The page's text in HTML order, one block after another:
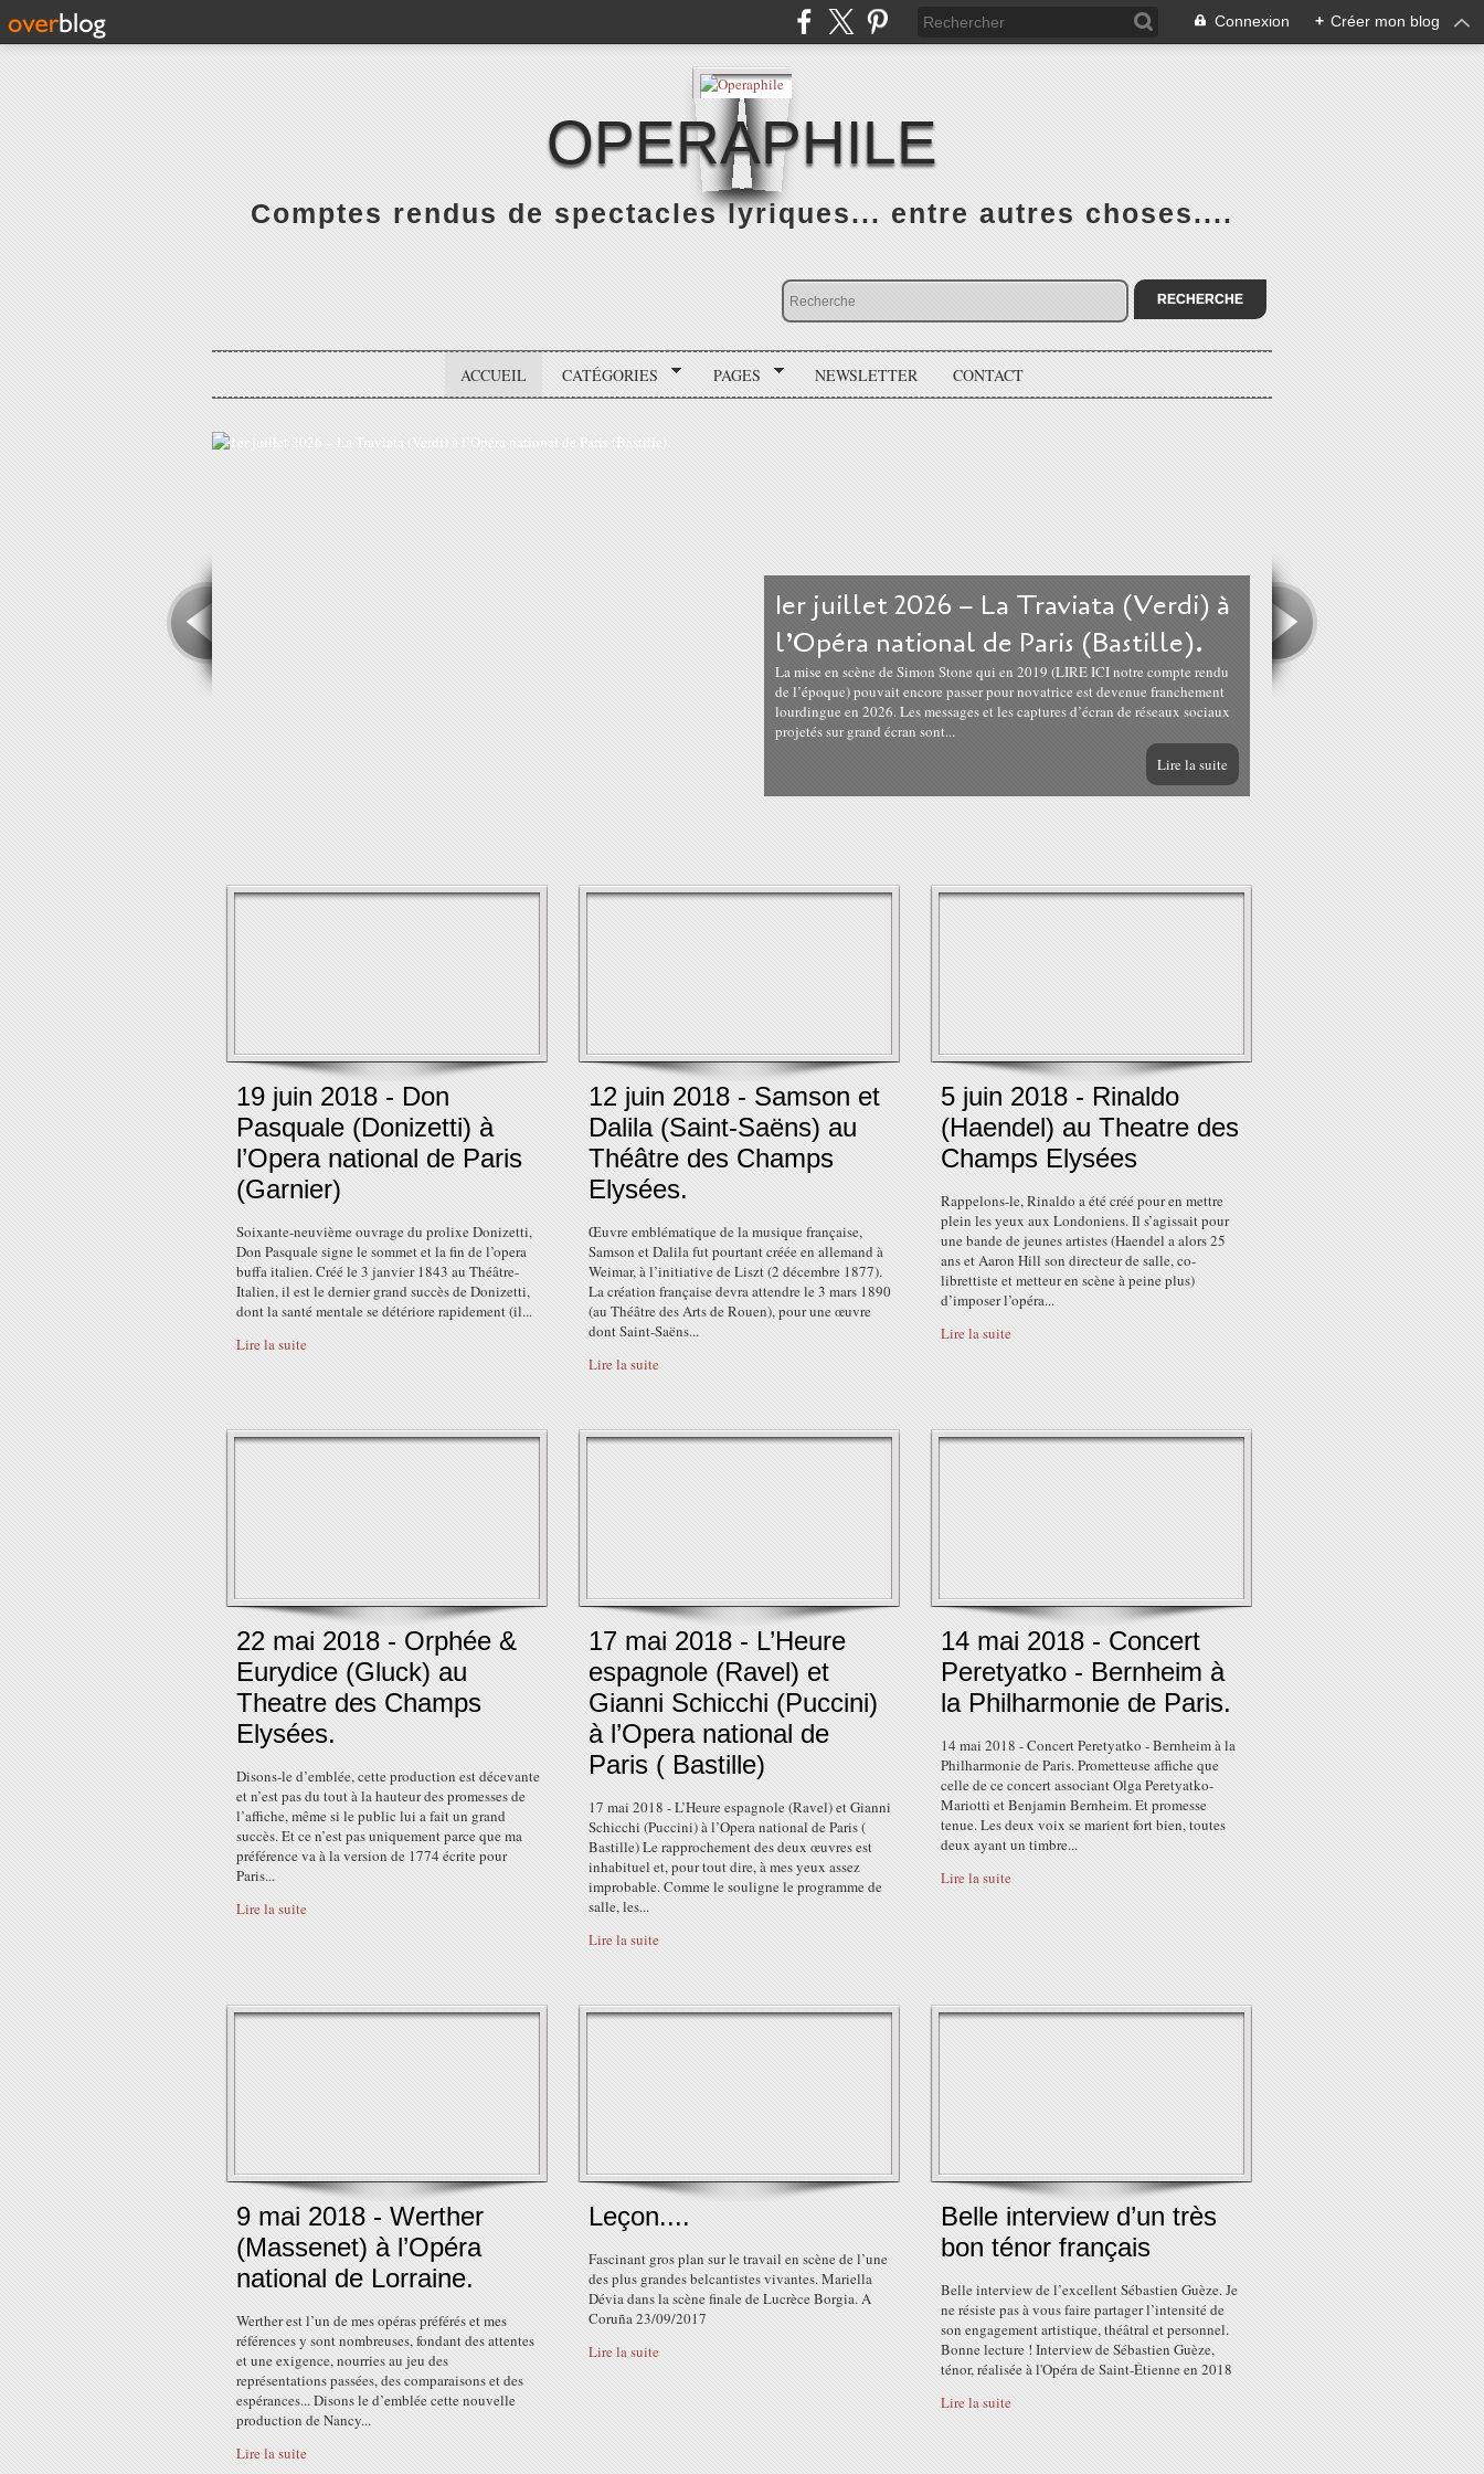
Connexion + Créer mon blog
OPERAPHILE
Comptes rendus de spectacles lyriques... entre autres choses....
ACCUEIL CATÉGORIES PAGES NEWSLETTER CONTACT
1er juillet 2026 – La Traviata (Verdi) à
l’Opéra national de Paris (Bastille).
La mise en scène de Simon Stone qui en 2019 (LIRE ICI notre compte rendu
de l’époque) pouvait encore passer pour novatrice est devenue franchement
lourdingue en 2026. Les messages et les captures d’écran de réseaux sociaux
projetés sur grand écran sont...
Lire la suite
19 juin 2018 - Don
Pasquale (Donizetti) à
l’Opera national de Paris
(Garnier)
Soixante-neuvième ouvrage du prolixe Donizetti,
Don Pasquale signe le sommet et la fin de l’opera
buffa italien. Créé le 3 janvier 1843 au Théâtre-
Italien, il est le dernier grand succès de Donizetti,
dont la santé mentale se détériore rapidement (il...
Lire la suite
12 juin 2018 - Samson et
Dalila (Saint-Saëns) au
Théâtre des Champs
Elysées.
Œuvre emblématique de la musique française,
Samson et Dalila fut pourtant créée en allemand à
Weimar, à l’initiative de Liszt (2 décembre 1877).
La création française devra attendre le 3 mars 1890
(au Théâtre des Arts de Rouen), pour une œuvre
dont Saint-Saëns...
Lire la suite
5 juin 2018 - Rinaldo
(Haendel) au Theatre des
Champs Elysées
Rappelons-le, Rinaldo a été créé pour en mettre
plein les yeux aux Londoniens. Il s’agissait pour
une bande de jeunes artistes (Haendel a alors 25
ans et Aaron Hill son directeur de salle, co-
librettiste et metteur en scène à peine plus)
d’imposer l’opéra...
Lire la suite
22 mai 2018 - Orphée &
Eurydice (Gluck) au
Theatre des Champs
Elysées.
Disons-le d’emblée, cette production est décevante
et n’est pas du tout à la hauteur des promesses de
l’affiche, même si le public lui a fait un grand
succès. Et ce n’est pas uniquement parce que ma
préférence va à la version de 1774 écrite pour
Paris...
Lire la suite
17 mai 2018 - L’Heure
espagnole (Ravel) et
Gianni Schicchi (Puccini)
à l’Opera national de
Paris ( Bastille)
17 mai 2018 - L’Heure espagnole (Ravel) et Gianni
Schicchi (Puccini) à l’Opera national de Paris (
Bastille) Le rapprochement des deux œuvres est
inhabituel et, pour tout dire, à mes yeux assez
improbable. Comme le souligne le programme de
salle, les...
Lire la suite
14 mai 2018 - Concert
Peretyatko - Bernheim à
la Philharmonie de Paris.
14 mai 2018 - Concert Peretyatko - Bernheim à la
Philharmonie de Paris. Prometteuse affiche que
celle de ce concert associant Olga Peretyatko-
Mariotti et Benjamin Bernheim. Et promesse
tenue. Les deux voix se marient fort bien, toutes
deux ayant un timbre...
Lire la suite
9 mai 2018 - Werther
(Massenet) à l’Opéra
national de Lorraine.
Werther est l’un de mes opéras préférés et mes
références y sont nombreuses, fondant des attentes
et une exigence, nourries au jeu des
représentations passées, des comparaisons et des
espérances... Disons le d’emblée cette nouvelle
production de Nancy...
Lire la suite
Leçon....
Fascinant gros plan sur le travail en scène de l’une
des plus grandes belcantistes vivantes. Mariella
Dévia dans la scène finale de Lucrèce Borgia. A
Coruña 23/09/2017
Lire la suite
Belle interview d’un très
bon ténor français
Belle interview de l’excellent Sébastien Guèze. Je
ne résiste pas à vous faire partager l’intensité de
son engagement artistique, théâtral et personnel.
Bonne lecture ! Interview de Sébastien Guèze,
ténor, réalisée à l'Opéra de Saint-Étienne en 2018
Lire la suite